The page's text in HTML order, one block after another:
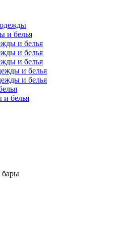
и белья
и белья
и белья
и белья
и белья
и белья
белья
бары